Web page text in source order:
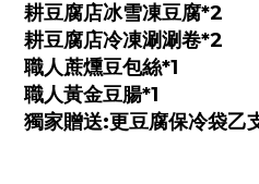
耕豆腐店冰雪凍豆腐*2
耕豆腐店冷凍涮涮卷*2
職人蔗燻豆包絲*1
職人黃金豆腸*1
獨家贈送:更豆腐保冷袋乙